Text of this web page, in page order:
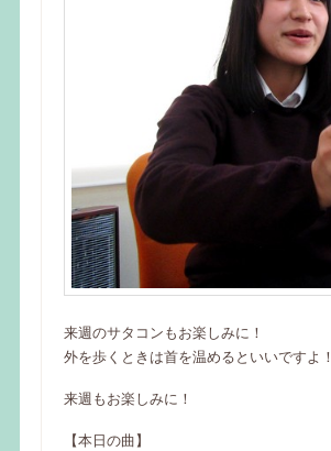
来週のサタコンもお楽しみに！
外を歩くときは首を温めるといいですよ！
来週もお楽しみに！
【本日の曲】